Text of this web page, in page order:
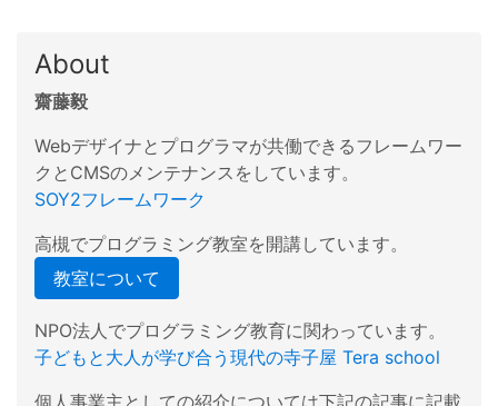
About
齋藤毅
Webデザイナとプログラマが共働できるフレームワー
クとCMSのメンテナンスをしています。
SOY2フレームワーク
高槻でプログラミング教室を開講しています。
教室について
NPO法人でプログラミング教育に関わっています。
子どもと大人が学び合う現代の寺子屋 Tera school